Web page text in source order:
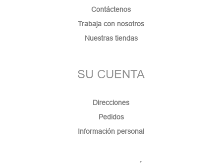
Contáctenos
Trabaja con nosotros
Nuestras tiendas
SU CUENTA
Direcciones
Pedidos
Información personal